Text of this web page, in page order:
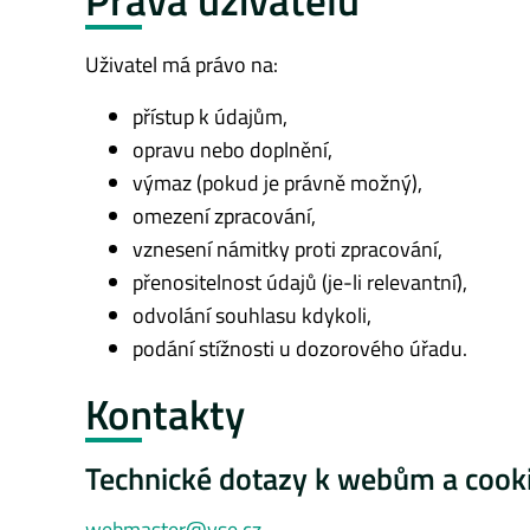
Uživatel má právo na:
přístup k údajům,
opravu nebo doplnění,
výmaz (pokud je právně možný),
omezení zpracování,
vznesení námitky proti zpracování,
přenositelnost údajů (je-li relevantní),
odvolání souhlasu kdykoli,
podání stížnosti u dozorového úřadu.
Kontakty
Technické dotazy k webům a